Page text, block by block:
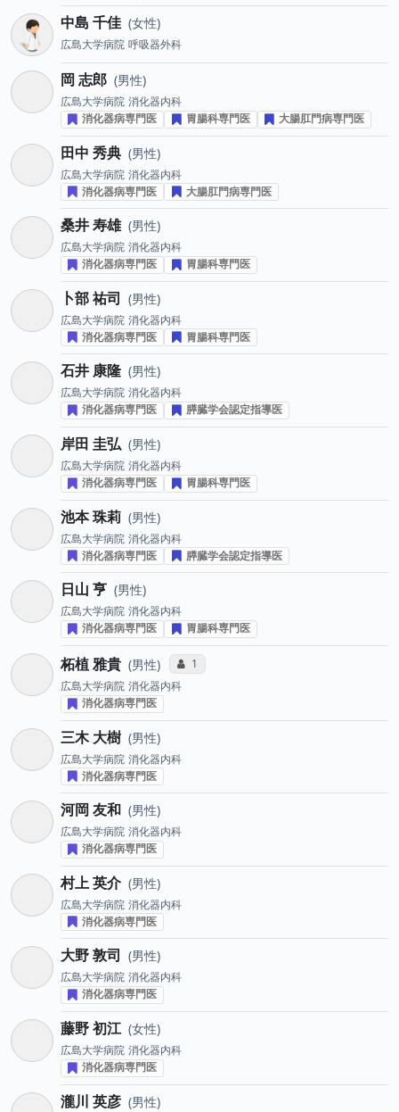
中島 千佳 女性
広島大学病院 呼吸器外科
岡 志郎 男性
広島大学病院 消化器内科
消化器病専門医
胃腸科専門医 大腸肛門病専門医
田中 秀典 男性
広島大学病院 消化器内科
消化器病専門医
大腸肛門病専門医
桑井 寿雄 男性
広島大学病院 消化器内科
消化器病専門医
胃腸科専門医
卜部 祐司 男性
広島大学病院 消化器内科
消化器病専門医
胃腸科専門医
石井 康隆 男性
広島大学病院 消化器内科
消化器病専門医
膵臓学会認定指導医
岸田 圭弘 男性
広島大学病院 消化器内科
消化器病専門医
胃腸科専門医
池本 珠莉 男性
広島大学病院 消化器内科
消化器病専門医
膵臓学会認定指導医
日山 亨 男性
広島大学病院 消化器内科
消化器病専門医
胃腸科専門医
柘植 雅貴 男性 コミュニケーション・タイプ投票数
1
広島大学病院 消化器内科
消化器病専門医
三木 大樹 男性
広島大学病院 消化器内科
消化器病専門医
河岡 友和 男性
広島大学病院 消化器内科
消化器病専門医
村上 英介 男性
広島大学病院 消化器内科
消化器病専門医
大野 敦司 男性
広島大学病院 消化器内科
消化器病専門医
藤野 初江 女性
広島大学病院 消化器内科
消化器病専門医
瀧川 英彦 男性